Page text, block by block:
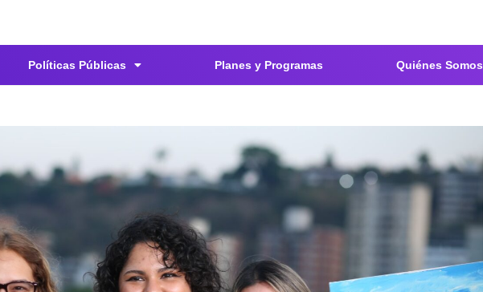
Políticas Públicas Planes y Programas Quiénes Somos